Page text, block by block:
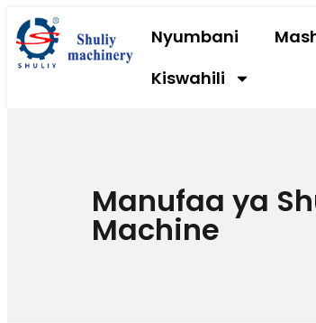
Nyumbani
Kiswahili
Manufaa ya
Machine